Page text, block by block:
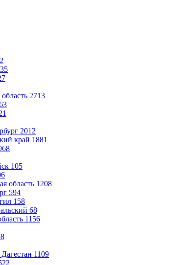
35
2713
2012
край 1881
105
область 1208
594
158
68
1156
1109